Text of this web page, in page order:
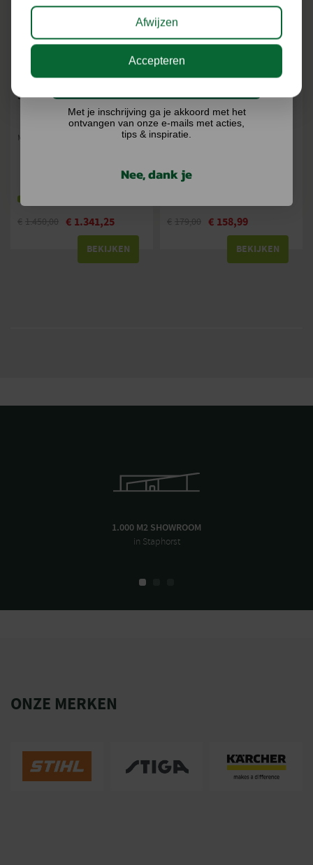
STIGA COMBI 100 Q PLUS MAAIDEK
Maaibreedte (cm): 100
€ 1.450,00 € 1.341,25
BEKIJKEN
STIGA COMBI 336C GRASMAAIER
Krachtbron: Elektrisch
400
€ 179,00 € 158,99
BEKIJKEN
1.000 M2 SHOWROOM
in Staphorst
ONZE MERKEN
Afwijzen
Accepteren
Ik doe graag mee!
Met je inschrijving ga je akkoord met het
ontvangen van onze e-mails met acties,
tips & inspiratie.
Nee, dank je